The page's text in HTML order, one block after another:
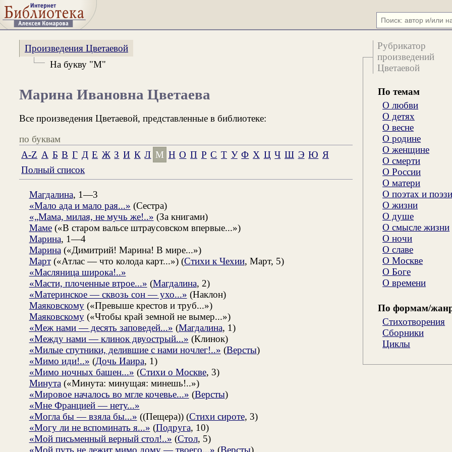
Рубрикатор
произведений
Цветаевой
По темам
О любви
О детях
О весне
О родине
О женщине
О смерти
О России
О матери
О поэтах и
О жизни
О душе
О смысле жизни
О ночи
О славе
О Москве
О Боге
О времени
По формам/
Стихотворения
Сборники
Циклы
Произведения Цветаевой
На букву "М"
Марина Ивановна Цветаева
Все произведения Цветаевой, представленные в библиотеке:
по буквам
A-Z А Б В Г Д Е Ж З И К Л М Н О П Р С Т У Ф Х Ц Ч Ш Э Ю Я
Полный список
Магдалина, 1—3
«Мало ада и мало рая...» (Сестра)
«„Мама, милая, не мучь же!..» (За книгами)
Маме(«В старом вальсе штраусовском впервые...»)
Марина, 1—4
Марина («Димитрий! Марина! В мире...»)
Март(«Атлас — что колода карт...») (Стихи к Чехии, Март, 5)
«Масляница широка!..»
«Масти, плоченные втрое...» (Магдалина, 2)
«Материнское — сквозь сон — ухо...» (Наклон)
Маяковскому(«Превыше крестов и труб...»)
Маяковскому(«Чтобы край земной не вымер...»)
«Меж нами — десять заповедей...» (Магдалина, 1)
«Между нами — клинок двуострый...» (Клинок)
«Милые спутники, делившие с нами ночлег!..» (Версты)
«Мимо иди!..» (Дочь Иаира, 1)
«Мимо ночных башен...» (Стихи о Москве, 3)
Минута («Минута: минущая: минешь!..»)
«Мировое началось во мгле кочевье...» (Версты)
«Мне Францией — нету...»
«Могла бы — взяла бы...» ((Пещера)) (Стиxи сироте, 3)
«Могу ли не вспоминать я...» (Подруга, 10)
«Мой письменный верный стол!..» (Стол, 5)
«Мой путь не лежит мимо дому — твоего...» (Версты)